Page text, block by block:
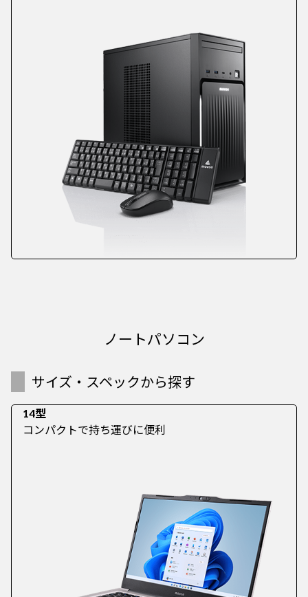
ノートパソコン
サイズ・スペックから探す
14型
コンパクトで持ち運びに便利